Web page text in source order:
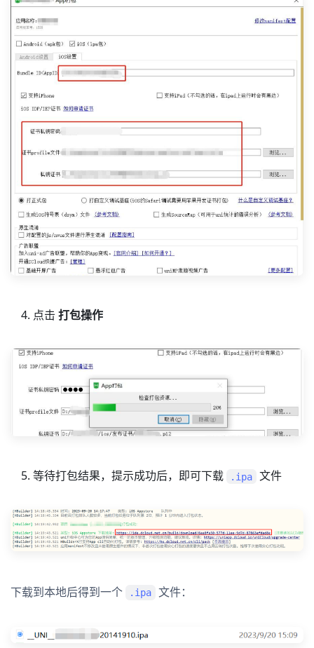
点击 打包操作
等待打包结果，提示成功后，即可下载 .ipa 文件
下载到本地后得到一个 .ipa 文件：